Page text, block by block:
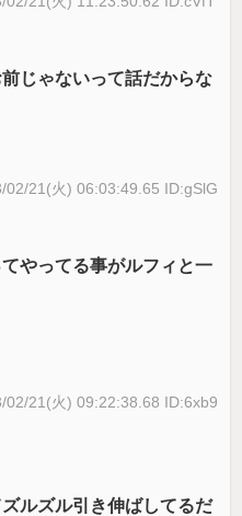
じゃないって話だからな
02/21(火) 06:03:49.65 ID:gSlG
やってる事がルフィと一
02/21(火) 09:22:38.68 ID:6xb9
ルズル引き伸ばしてるだ